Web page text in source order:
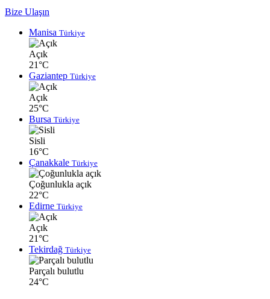
Bize Ulaşın
Manisa Türkiye
Açık
21°C
Gaziantep Türkiye
Açık
25°C
Bursa Türkiye
Sisli
16°C
Çanakkale Türkiye
Çoğunlukla açık
22°C
Edirne Türkiye
Açık
21°C
Tekirdağ Türkiye
Parçalı bulutlu
24°C